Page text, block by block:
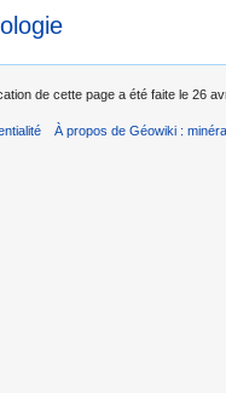
:
de cette page a été faite le 26
À propos de Géowiki :